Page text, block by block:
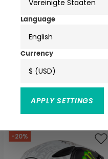
3 Farben
Helm
440,63 €519,00 €
-20%
Language
English
Currency
$ (USD)
APPLY SETTINGS